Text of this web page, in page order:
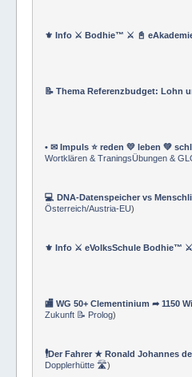
⚜ Info ⚔ Bodhie™ ⚔ 📓
📝 Thema Referenzbudget: Lohn
• ✉ Impuls ⭐️ reden 💛 leben 💚
Wortklären & TraningsÜbungen &
💻 DNA-Datenspeicher vs
Österreich/Austria-EU)
⚜ Info ⚔ eVolksSchule Bodhie™
🏬 WG 50+ Clementinium ➦ 1150
Zukunft 📝 Prolog)
🕴Der Fahrer ★ Ronald Johannes
Dopplerhütte 🛣)